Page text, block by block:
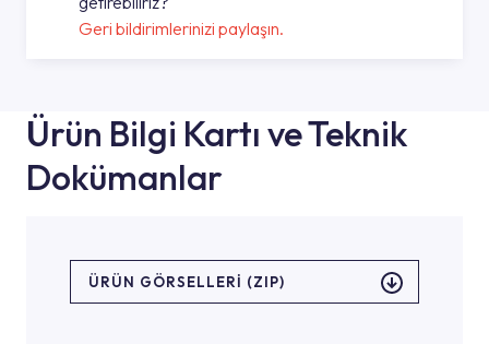
Geri bildirimlerinizi paylaşın.
Ürün Bilgi Kartı ve Teknik
Dokümanlar
ÜRÜN GÖRSELLERI (ZIP)